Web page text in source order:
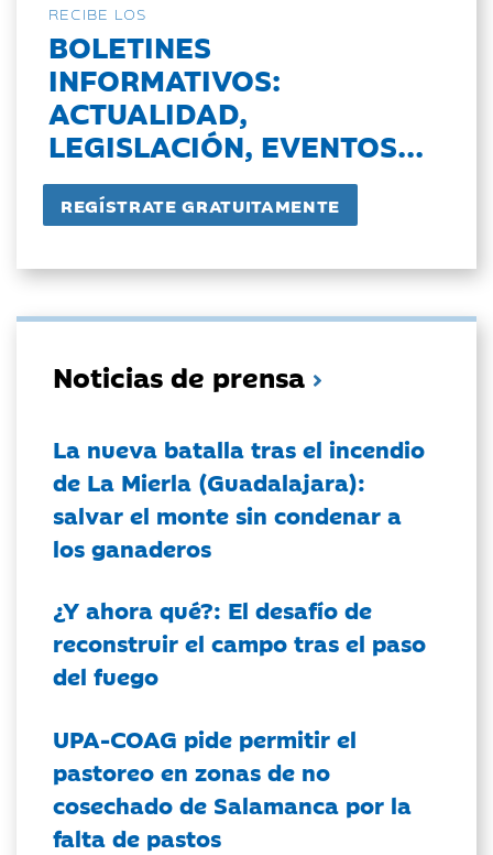
RECIBE LOS
BOLETINES
INFORMATIVOS:
ACTUALIDAD,
LEGISLACIÓN, EVENTOS...
Noticias de prensa
La nueva batalla tras el incendio
de La Mierla (Guadalajara):
salvar el monte sin condenar a
los ganaderos
¿Y ahora qué?: El desafío de
reconstruir el campo tras el paso
del fuego
UPA-COAG pide permitir el
pastoreo en zonas de no
cosechado de Salamanca por la
falta de pastos